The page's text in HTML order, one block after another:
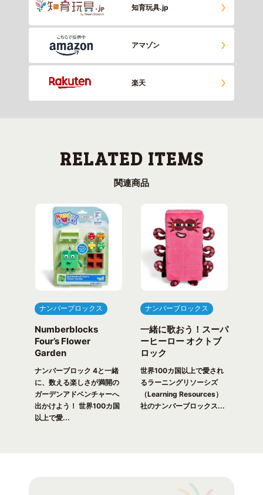
知育玩具.jp
アマゾン
楽天
関連商品
ナンバーブロックス
Numberblocks
Four’s Flower
Garden
ナンバーブロック 4と一緒
に、数える楽しさが満開の
ガーデンアドベンチャーへ
出かけよう！ 世界100カ国
以上で愛...
ナンバーブロックス
一緒に歌おう！スーパ
ーヒーロー オクトブ
ロック
世界100カ国以上で愛され
るラーニングリソーシズ
（Learning Resources）
社のナンバーブロックス...